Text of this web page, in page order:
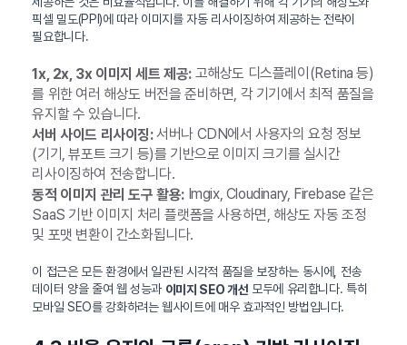
픽셀 밀도(PPI)에 따라 이미지를 자동 리사이징하여 제공하는 전략이
필요합니다.
1x, 2x, 3x 이미지 세트 제공:고해상도 디스플레이(Retina 등)
를 위한 여러 해상도 버전을 준비하면, 각 기기에서 최적 품질을
유지할 수 있습니다.
서버 사이드 리사이징:서버나 CDN에서 사용자의 요청 정보
(기기, 뷰포트 크기 등)를 기반으로 이미지 크기를 실시간
리사이징하여 전송합니다.
동적 이미지 관리 도구 활용:Imgix, Cloudinary, Firebase 같은
SaaS 기반 이미지 처리 플랫폼을 사용하면, 해상도 자동 조정
및 포맷 변환이 간소화됩니다.
이 접근은 모든 환경에서 일관된 시각적 품질을 보장하는 동시에, 전송
데이터 양을 줄여 웹 성능과 이미지 SEO 개선 모두에 유리합니다. 특히
모바일 SEO를 강화하려는 웹사이트에 매우 효과적인 방법입니다.